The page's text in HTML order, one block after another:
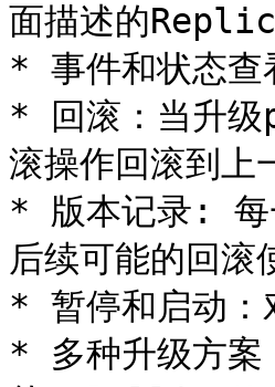
面描述的
* 事件和状态查
* 回滚：当升级
滚操作回滚到上
* 版本记录: 每
后续可能的回滚
* 暂停和启动：
* 多种升级方案